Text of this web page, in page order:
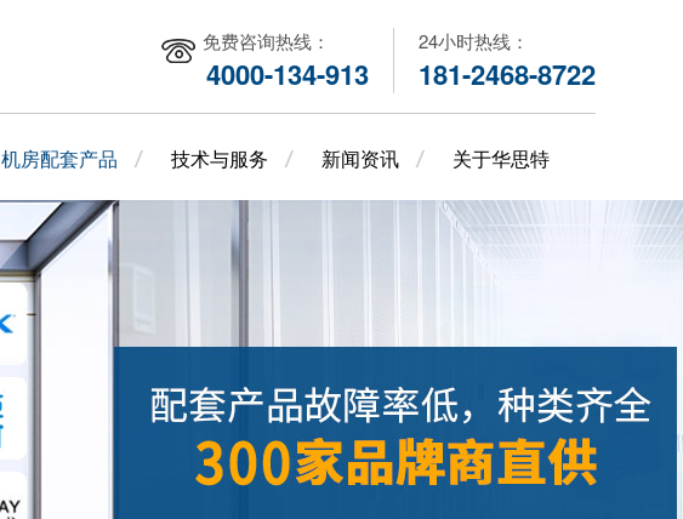
24小时热线：
181-2468-8722
免费咨询热线：
4000-134-913
机房配套产品 技术与服务 新闻资讯 关于华思特